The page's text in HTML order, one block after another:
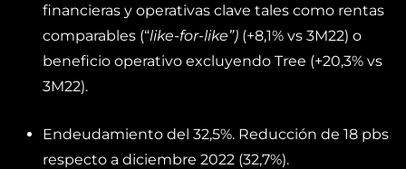
financieras y operativas clave tales como rentas
comparables (“like-for-like”) (+8,1% vs 3M22) o
beneficio operativo excluyendo Tree (+20,3% vs
3M22).
Endeudamiento del 32,5%. Reducción de 18 pbs
respecto a diciembre 2022 (32,7%).